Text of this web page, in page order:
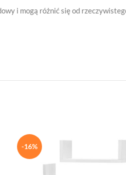
i mogą różnić się od
-16%